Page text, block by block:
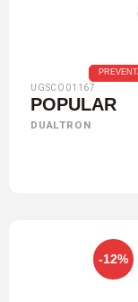
UGSCO01167
POPULAR
DUALTRON
-12%